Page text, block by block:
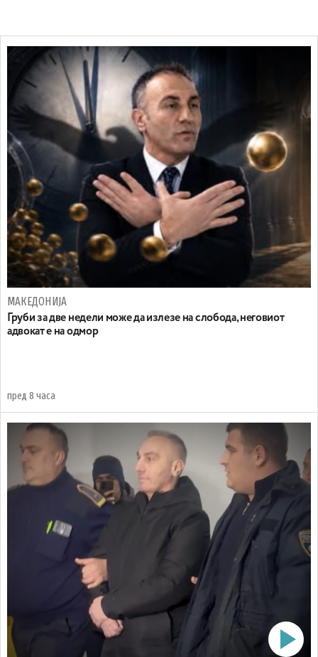
МАКЕДОНИЈА
Груби за две недели може да излезе на слобода, неговиот
адвокат е на одмор
пред 8 часа